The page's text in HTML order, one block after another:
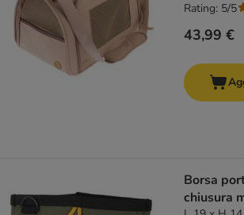
43,99 €
Rating: 5/5
Borsa
chiusura